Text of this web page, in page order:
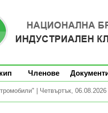
Членове
| Четвъртък, 06.08.2026